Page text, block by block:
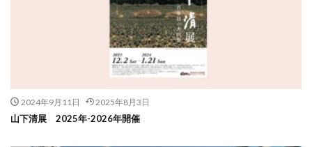
2024年9月11日 2025年8月3日
山下清展 2025年-2026年開催